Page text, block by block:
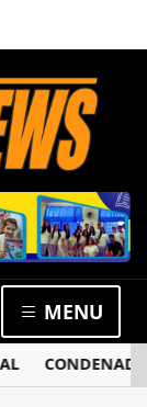
MENU
CONDENADO